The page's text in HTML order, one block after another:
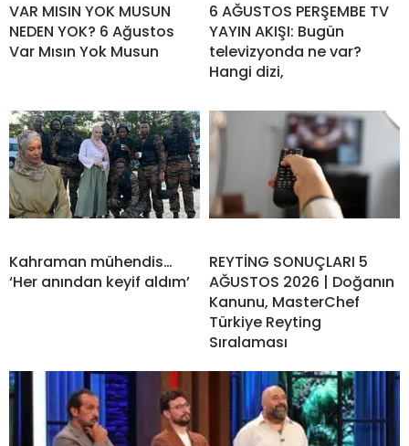
VAR MISIN YOK MUSUN
NEDEN YOK? 6 Ağustos
Var Mısın Yok Musun
6 AĞUSTOS PERŞEMBE TV
YAYIN AKIŞI: Bugün
televizyonda ne var?
Hangi dizi,
Kahraman mühendis…
‘Her anından keyif aldım’
REYTİNG SONUÇLARI 5
AĞUSTOS 2026 | Doğanın
Kanunu, MasterChef
Türkiye Reyting
Sıralaması